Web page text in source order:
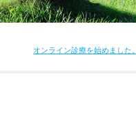
オンライン診療を始めました。